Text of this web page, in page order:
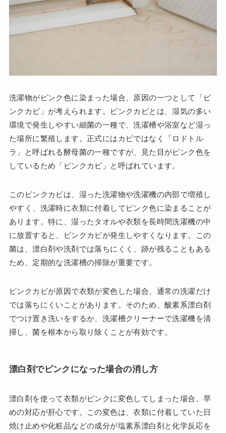
洗濯物がピンク色に染まった場合、原因の一つとして「ピ
ンクカビ」が考えられます。ピンクカビとは、湿気の多い
環境で発生しやすい細菌の一種で、洗濯槽や浴室など湿っ
た場所に繁殖します。正式にはカビではなく「ロドトル
ラ」と呼ばれる酵母菌の一種ですが、見た目がピンク色を
しているため「ピンクカビ」と呼ばれています。
このピンクカビは、湿った洗濯物や洗濯機の内部で増殖し
やすく、洗濯時に衣類に付着してピンク色に染まることが
あります。特に、湿ったタオルや衣類を長時間洗濯機の中
に放置すると、ピンクカビが発生しやすくなります。この
菌は、漂白剤や洗剤では落ちにくく、跡が残ることもある
ため、定期的な洗濯槽の掃除が重要です。
ピンクカビが原因で衣類が変色した場合、通常の洗濯だけ
では落ちにくいことがあります。そのため、酸素系漂白剤
でつけ置き洗いをするか、洗濯槽クリーナーで洗濯機を清
掃し、菌を根本から取り除くことが有効です。
漂白剤でピンクになった場合の消し方
漂白剤を使って衣類がピンクに変色してしまった場合、早
めの対応が肝心です。この変色は、衣類に付着していた日
焼け止めや化粧品などの成分が塩素系漂白剤と化学反応を